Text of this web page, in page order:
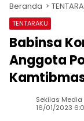
Beranda
TENTARAKU
Babinsa
Anggota
Sekilas Media
16/01/2023